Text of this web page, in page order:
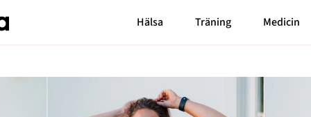
Hälsa Träning Medicin
nytt
Bloggar
Carin da Silva